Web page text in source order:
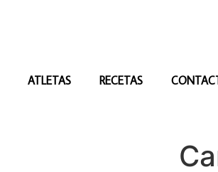
ATLETAS RECETAS